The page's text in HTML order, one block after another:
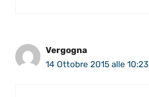
Vergogna
14 Ottobre 2015 alle 10:23